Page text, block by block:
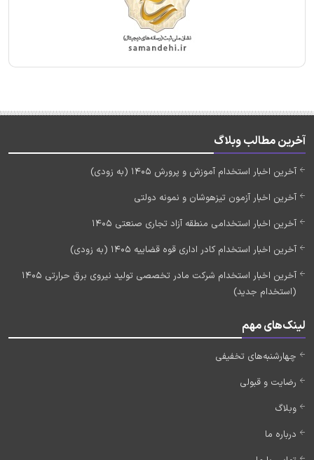
آخرین مطالب وبلاگ
آخرین اخبار استخدام آموزش و پرورش 1405 (به زودی)
آخرین اخبار آزمون تیزهوشان و نمونه دولتی
آخرین اخبار استخدامی منطقه آزاد تجاری صنعتی 1405
آخرین اخبار استخدام کادر اداری قوه قضاییه 1405 (به زودی)
آخرین اخبار استخدام شرکت مادر تخصصی تولید نیروی برق حرارتی 1405
(استخدام جدید)
لینک‌های مهم
چهارشنبه‌های تخفیفی
رضایت و قبولی
وبلاگ
درباره ما